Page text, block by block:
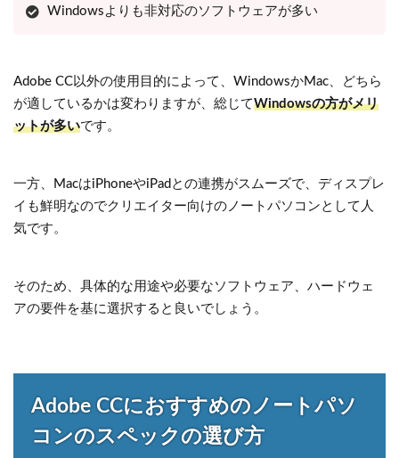
Windowsよりも非対応のソフトウェアが多い
Adobe CC以外の使用目的によって、WindowsかMac、どちら
が適しているかは変わりますが、総じてWindowsの方がメリ
ットが多いです。
一方、MacはiPhoneやiPadとの連携がスムーズで、ディスプレ
イも鮮明なのでクリエイター向けのノートパソコンとして人
気です。
そのため、具体的な用途や必要なソフトウェア、ハードウェ
アの要件を基に選択すると良いでしょう。
Adobe CCにおすすめのノートパソ
コンのスペックの選び方